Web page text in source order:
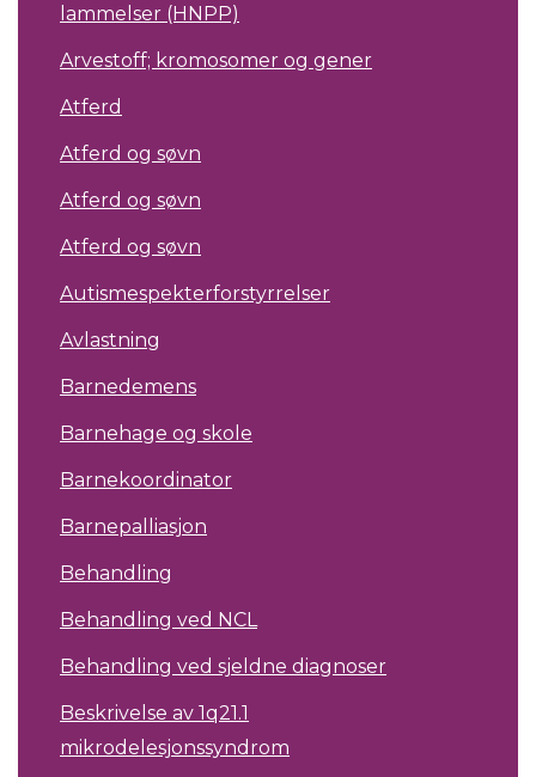
lammelser (HNPP)
Arvestoff; kromosomer og gener
Atferd
Atferd og søvn
Atferd og søvn
Atferd og søvn
Autismespekterforstyrrelser
Avlastning
Barnedemens
Barnehage og skole
Barnekoordinator
Barnepalliasjon
Behandling
Behandling ved NCL
Behandling ved sjeldne diagnoser
Beskrivelse av 1q21.1
mikrodelesjonssyndrom